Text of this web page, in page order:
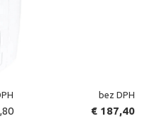
bez DPH
€ 187,40